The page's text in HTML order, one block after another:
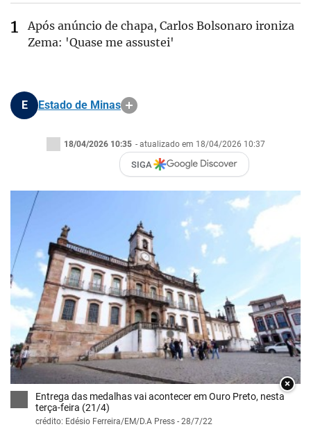
Após anúncio de chapa, Carlos Bolsonaro ironiza
Zema: 'Quase me assustei'
E Estado de Minas
18/04/2026 10:35 - atualizado em 18/04/2026 10:37
SIGA
×
Entrega das medalhas vai acontecer em Ouro Preto, nesta
terça-feira (21/4)
crédito: Edésio Ferreira/EM/D.A Press - 28/7/22